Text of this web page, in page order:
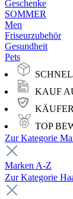
Geschenke
SOMMER
Men
Friseurzubehör
Gesundheit
Pets
KAUF
TOP
Zur Kategorie
Marken A-Z
Zur Kategorie